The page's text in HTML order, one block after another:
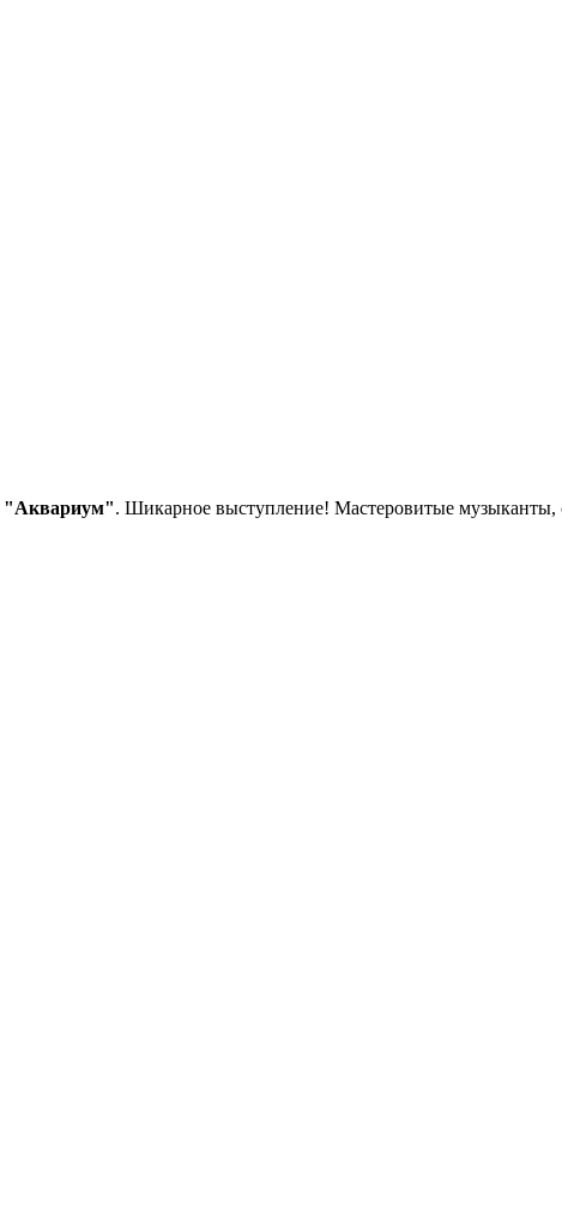
"Аквариум". Шикарное выступление! Мастеровитые музыканты,